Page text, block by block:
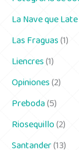
La Nave que Late
Las Fraguas(1)
Liencres(1)
Opiniones(2)
Preboda(5)
Riosequillo(2)
Santander(13)